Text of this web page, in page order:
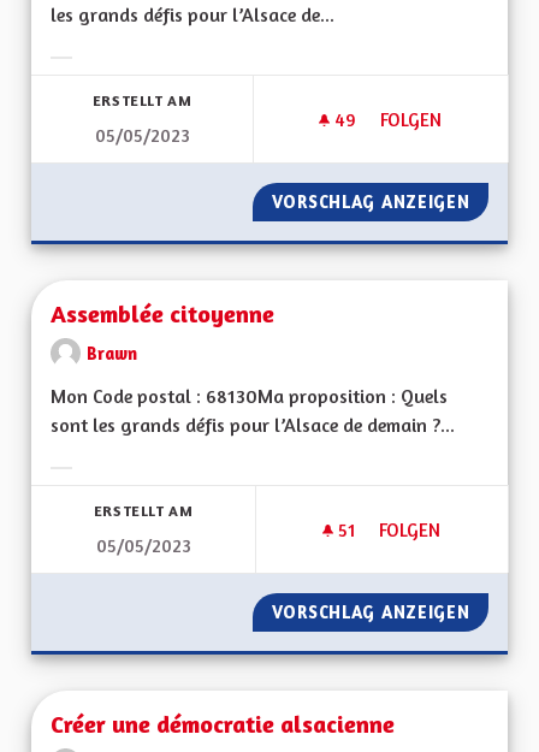
les grands défis pour l’Alsace de...
ERSTELLT AM
05/05/2023
49 49 FOLLOWER
FOLGEN
LE VOTE UN
VORSCHLAG ANZEIGEN LE
Assemblée citoyenne
Brawn
Mon Code postal : 68130Ma proposition : Quels
sont les grands défis pour l’Alsace de demain ?...
ERSTELLT AM
05/05/2023
51 51 FOLLOWER
FOLGEN
ASSEMBLÉE
VORSCHLAG ANZEIGEN
Créer une démocratie alsacienne